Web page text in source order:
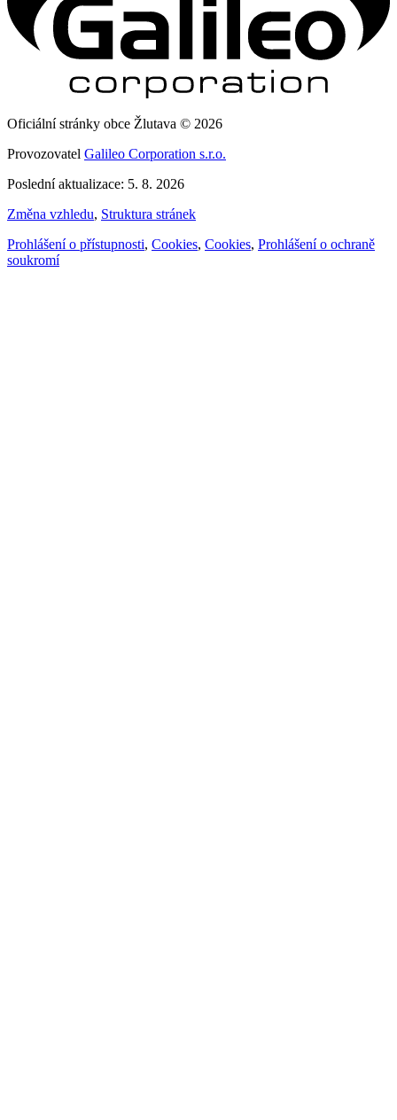
Oficiální stránky obce Žlutava © 2026
Provozovatel Galileo Corporation s.r.o.
Poslední aktualizace: 5. 8. 2026
Změna vzhledu, Struktura stránek
Prohlášení o přístupnosti, Cookies, Cookies, Prohlášení o ochraně
soukromí